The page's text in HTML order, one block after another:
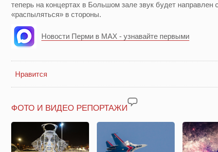
теперь на концертах в Большом зале звук будет направлен
«распыляться» в стороны.
Новости Перми в MAX - узнавайте первыми
Нравится
ФОТО И ВИДЕО РЕПОРТАЖИ